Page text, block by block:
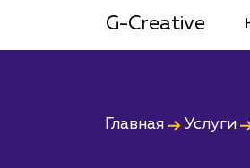
G-Creative
Главная Услуги